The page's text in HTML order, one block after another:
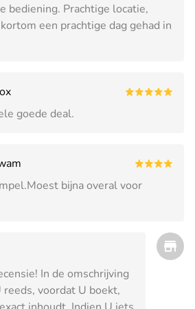
bediening. Prachtige locatie,
een prachtige dag gehad in
goede deal.
bijna overal voor
In de omschrijving
voordat U boekt,